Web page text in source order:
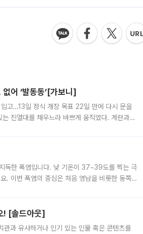
어 ‘발동동’[가보니]
고…13일 정식 개장 목표 22일 만에 다시 문을
진열대를 채우느라 바쁘게 움직였다. 계란과
독한 폭염입니다. 낮 기온이 37~39도를 찍는 극
. 이번 폭염의 중심은 처음 영남을 비롯한 동쪽
! [솔드아웃]
관과 유사하거나 인기 있는 인물 혹은 콘텐츠를